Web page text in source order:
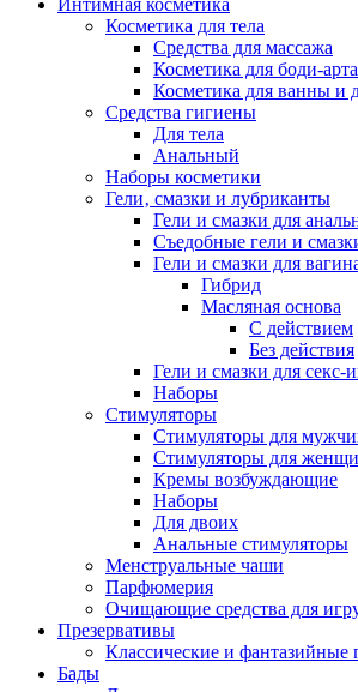
Интимная косметика
Косметика для тела
Средства для массажа
Косметика для боди-арта
Косметика для ванны и
Средства гигиены
Для тела
Анальный
Наборы косметики
Гели‚ смазки и лубриканты
Гели и смазки для
Съедобные гели и
Гели и смазки для
Гибрид
Масляная основа
С действием
Без действия
Гели и смазки для секс-
Наборы
Стимуляторы
Стимуляторы для
Стимуляторы для
Кремы возбуждающие
Наборы
Для двоих
Анальные стимуляторы
Менструальные чаши
Парфюмерия
Очищающие средства для
Презервативы
Классические и фантазийные
Бады